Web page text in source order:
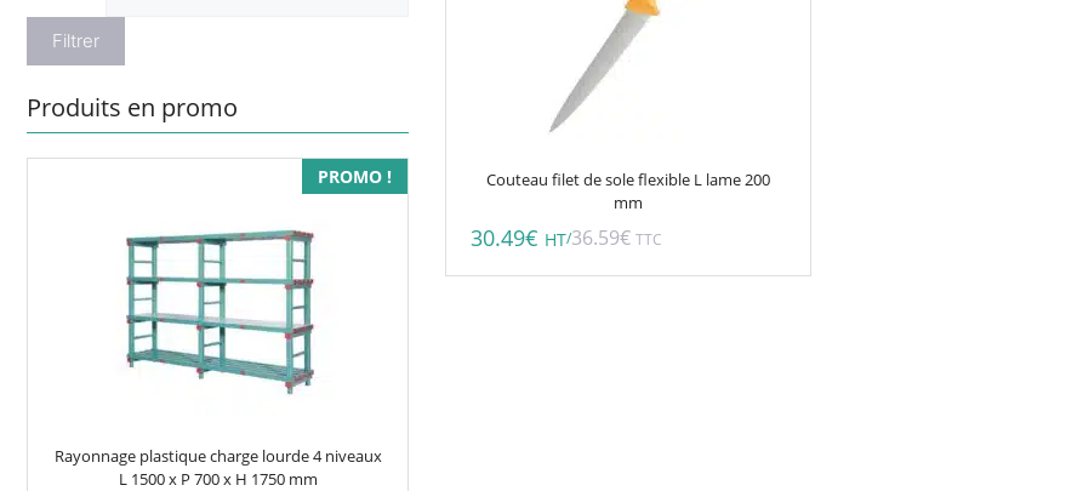
Couteau filet de sole flexible L lame 200
mm
30.49€ HT/36.59€ TTC
Filtrer
Produits en promo
PROMO !
Rayonnage plastique charge lourde 4 niveaux
L 1500 x P 700 x H 1750 mm